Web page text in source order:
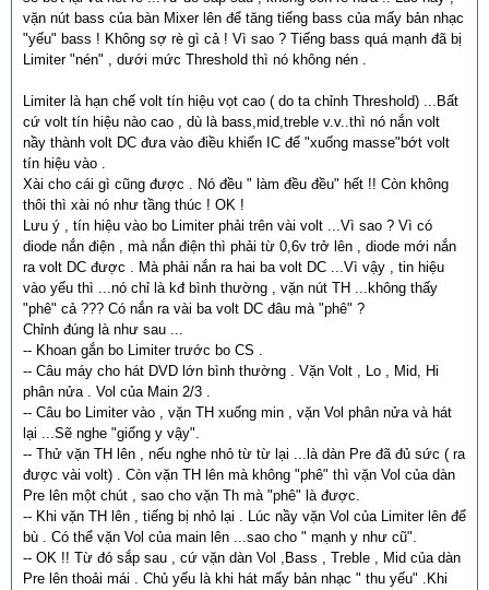
vặn nút bass của bàn Mixer lên để tăng tiếng bass của mấy bản nhạc
"yếu" bass ! Không sợ rè gì cả ! Vì sao ? Tiếng bass quá mạnh đã bị
Limiter "nén" , dưới mức Threshold thì nó không nén .
Limiter là hạn chế volt tín hiệu vọt cao ( do ta chỉnh Threshold) ...Bất
cứ volt tín hiệu nào cao , dù là bass,mid,treble v.v..thì nó nắn volt
nầy thành volt DC đưa vào điều khiển IC để "xuống masse"bớt volt
tín hiệu vào .
Xài cho cái gì cũng được . Nó đều " làm đều đều" hết !! Còn không
thôi thì xài nó như tầng thúc ! OK !
Lưu ý , tín hiệu vào bo Limiter phải trên vài volt ...Vì sao ? Vì có
diode nắn điện , mà nắn điện thì phải từ 0,6v trở lên , diode mới nắn
ra volt DC được . Mà phải nắn ra hai ba volt DC ...Vì vậy , tin hiệu
vào yếu thì ...nó chỉ là kđ bình thường , vặn nút TH ...không thấy
"phê" cả ??? Có nắn ra vài ba volt DC đâu mà "phê" ?
Chỉnh đúng là như sau ...
-- Khoan gắn bo Limiter trước bo CS .
-- Câu máy cho hát DVD lớn bình thường . Vặn Volt , Lo , Mid, Hi
phân nửa . Vol của Main 2/3 .
-- Câu bo Limiter vào , vặn TH xuống min , vặn Vol phân nửa và hát
lại ...Sẽ nghe "giống y vậy".
-- Thử vặn TH lên , nếu nghe nhỏ từ từ lại ...là dàn Pre đã đủ sức ( ra
được vài volt) . Còn vặn TH lên mà không "phê" thì vặn Vol của dàn
Pre lên một chút , sao cho vặn Th mà "phê" là được.
-- Khi vặn TH lên , tiếng bị nhỏ lại . Lúc nầy vặn Vol của Limiter lên để
bù . Có thể vặn Vol của main lên ...sao cho " mạnh y như cũ".
-- OK !! Từ đó sắp sau , cứ vặn dàn Vol ,Bass , Treble , Mid của dàn
Pre lên thoải mái . Chủ yếu là khi hát mấy bản nhạc " thu yếu" .Khi